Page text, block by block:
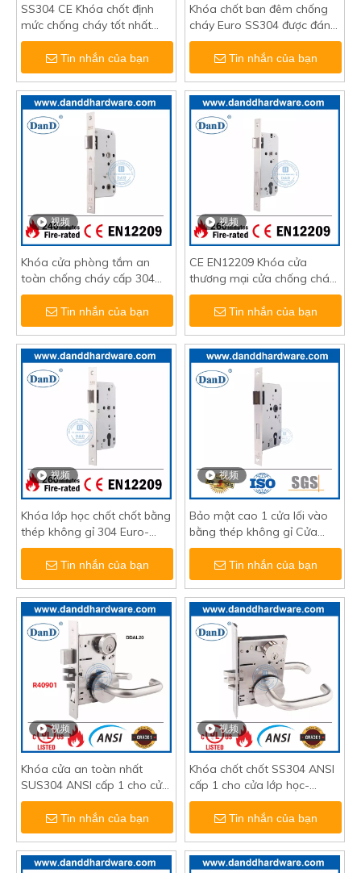
SS304 CE Khóa chốt định
mức chống cháy tốt nhất
cho cửa gỗ-DDML013
Tin nhắn của bạn
Khóa chốt ban đêm chống
cháy Euro SS304 được đánh
dấu CE-DDML014
Tin nhắn của bạn
视频
Khóa cửa phòng tắm an
toàn chống cháy cấp 304
CE-DDML012
Tin nhắn của bạn
视频
CE EN12209 Khóa cửa
thương mại cửa chống cháy
được xếp hạng Euro-
DDML026Tin nhắn của bạn
视频
Khóa lớp học chốt chốt bằng
thép không gỉ 304 Euro-
DDML015
Tin nhắn của bạn
视频
Bảo mật cao 1 cửa lối vào
bằng thép không gỉ Cửa
thoát hiểm khẩn cấp Khóa
lỗ mộng-DDML009-E-5572
Tin nhắn của bạn
视频
Khóa cửa an toàn nhất
SUS304 ANSI cấp 1 cho cửa
ra vào-DDAL20
Tin nhắn của bạn
视频
Khóa chốt chốt SS304 ANSI
cấp 1 cho cửa lớp học-
DDAL05
Tin nhắn của bạn